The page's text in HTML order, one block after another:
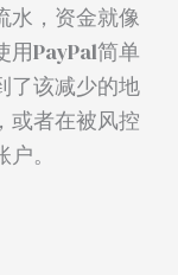
水，资金就像
用PayPal简单
了该减少的地
或者在被风控
。